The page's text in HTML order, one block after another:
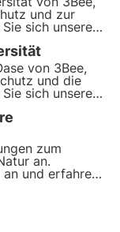
und zur
sich unserer
und
eine
den Planeten
von 3Bee,
und die
sich unserer
und
um eine
den Planeten
zum
an.
und erfahren